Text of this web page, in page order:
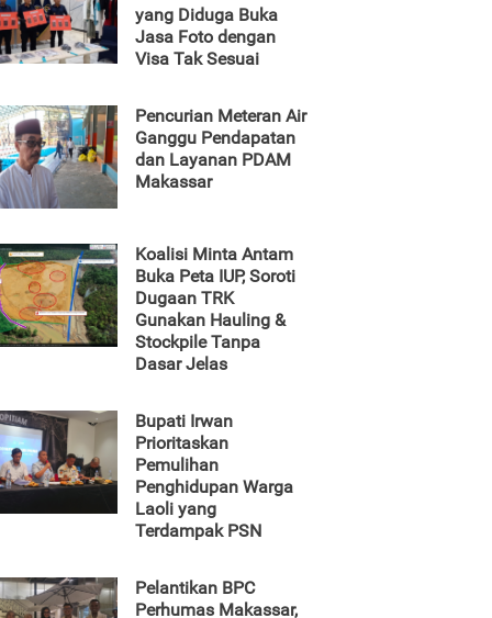
yang Diduga Buka
Jasa Foto dengan
Visa Tak Sesuai
Pencurian Meteran Air
Ganggu Pendapatan
dan Layanan PDAM
Makassar
Koalisi Minta Antam
Buka Peta IUP, Soroti
Dugaan TRK
Gunakan Hauling &
Stockpile Tanpa
Dasar Jelas
Bupati Irwan
Prioritaskan
Pemulihan
Penghidupan Warga
Laoli yang
Terdampak PSN
Pelantikan BPC
Perhumas Makassar,